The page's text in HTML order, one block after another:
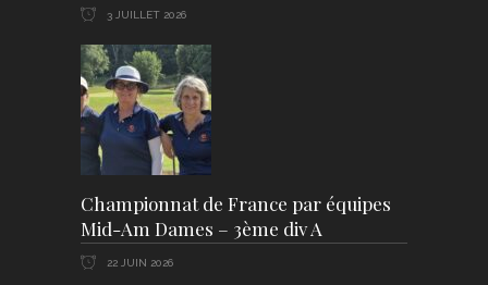
3 JUILLET 2026
Championnat de France par équipes
Mid-Am Dames – 3ème div A
22 JUIN 2026